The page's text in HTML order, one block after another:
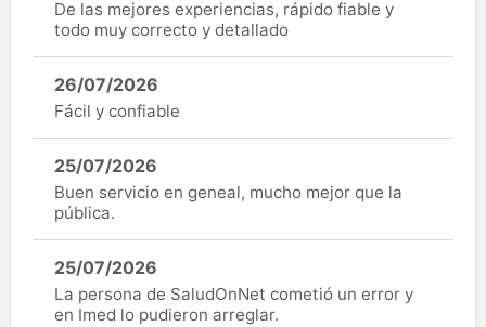
De las mejores experiencias, rápido fiable y
todo muy correcto y detallado
26/07/2026
Fácil y confiable
25/07/2026
Buen servicio en geneal, mucho mejor que la
pública.
25/07/2026
La persona de SaludOnNet cometió un error y
en Imed lo pudieron arreglar.